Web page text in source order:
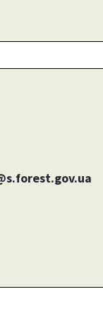
s.forest.gov.ua